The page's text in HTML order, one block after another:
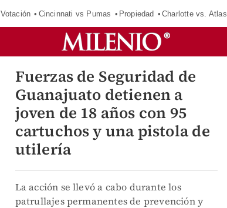
Votación Cincinnati vs Pumas Propiedad Charlotte vs. Atlas
Fuerzas de Seguridad de
Guanajuato detienen a
joven de 18 años con 95
cartuchos y una pistola de
utilería
La acción se llevó a cabo durante los
patrullajes permanentes de prevención y